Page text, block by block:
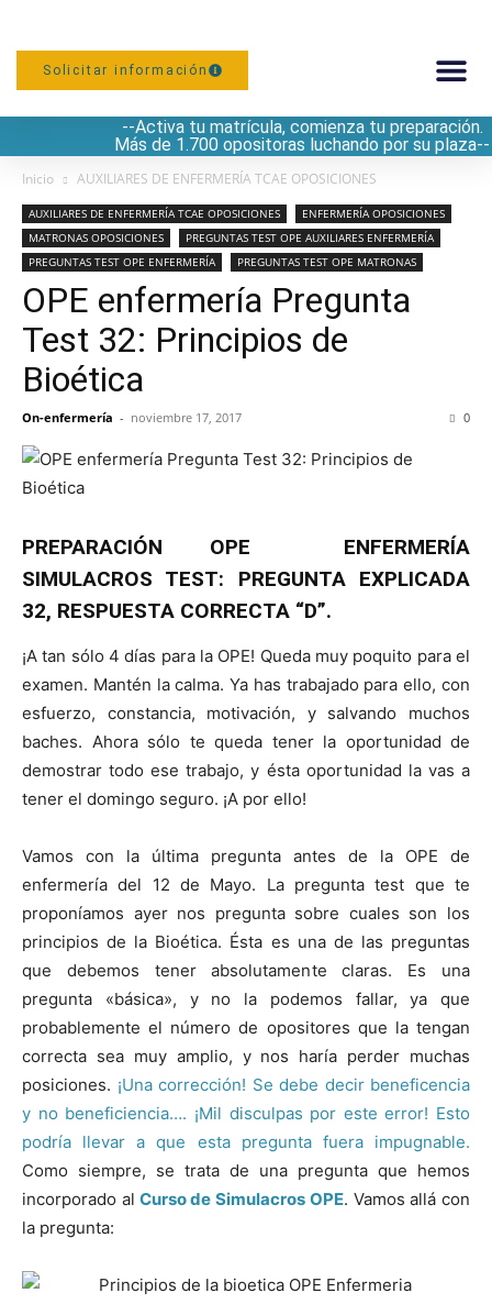
Solicitar información
--Activa tu matrícula, comienza tu preparación.
Más de 1.700 opositoras luchando por su plaza--
Inicio AUXILIARES DE ENFERMERÍA TCAE OPOSICIONES
AUXILIARES DE ENFERMERÍA TCAE OPOSICIONES
ENFERMERÍA OPOSICIONES
MATRONAS OPOSICIONES
PREGUNTAS TEST OPE AUXILIARES ENFERMERÍA
PREGUNTAS TEST OPE ENFERMERÍA
PREGUNTAS TEST OPE MATRONAS
OPE enfermería Pregunta
Test 32: Principios de
Bioética
On-enfermería - noviembre 17, 2017 0
PREPARACIÓN OPE ENFERMERÍA
SIMULACROS TEST: PREGUNTA EXPLICADA
32, RESPUESTA CORRECTA “D”.
¡A tan sólo 4 días para la OPE! Queda muy poquito para el
examen. Mantén la calma. Ya has trabajado para ello, con
esfuerzo, constancia, motivación, y salvando muchos
baches. Ahora sólo te queda tener la oportunidad de
demostrar todo ese trabajo, y ésta oportunidad la vas a
tener el domingo seguro. ¡A por ello!
Vamos con la última pregunta antes de la OPE de
enfermería del 12 de Mayo. La pregunta test que te
proponíamos ayer nos pregunta sobre cuales son los
principios de la Bioética. Ésta es una de las preguntas
que debemos tener absolutamente claras. Es una
pregunta «básica», y no la podemos fallar, ya que
probablemente el número de opositores que la tengan
correcta sea muy amplio, y nos haría perder muchas
posiciones. ¡Una corrección! Se debe decir beneficencia
y no beneficiencia…. ¡Mil disculpas por este error! Esto
podría llevar a que esta pregunta fuera impugnable.
Como siempre, se trata de una pregunta que hemos
incorporado al Curso de Simulacros OPE. Vamos allá con
la pregunta: